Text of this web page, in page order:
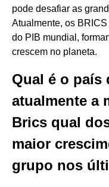
pode desafiar as
Atualmente, os
do PIB mundial,
crescem no planeta.
Qual é o país
atualmente a
Brics qual
maior
grupo nos